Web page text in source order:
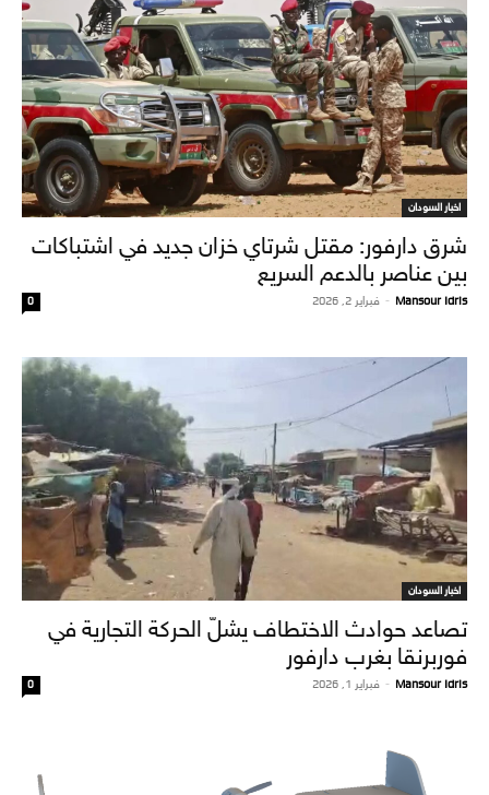
اخبار السودان
شرق دارفور: مقتل شرتاي خزان جديد في اشتباكات
بين عناصر بالدعم السريع
Mansour Idris
- فبراير 2, 2026 0
اخبار السودان
تصاعد حوادث الاختطاف يشلّ الحركة التجارية في
فوربرنقا بغرب دارفور
Mansour Idris
- فبراير 1, 2026 0